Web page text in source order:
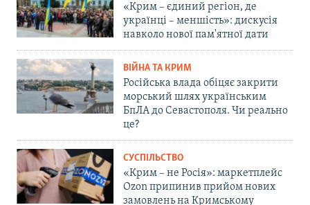
«Крим – єдиний регіон, де
українці – меншість»: дискусія
навколо нової пам'ятної дати
ВІЙНА ТА КРИМ
Російська влада обіцяє закрити
морський шлях українським
БпЛА до Севастополя. Чи реально
це?
СУСПІЛЬСТВО
«Крим – не Росія»: маркетплейс
Ozon припинив прийом нових
замовлень на Кримському